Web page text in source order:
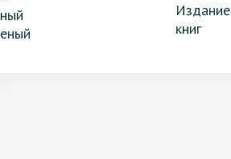
Издание
книг